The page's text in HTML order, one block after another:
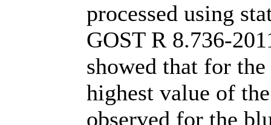
processed using
GOST R 8.736-
showed that for
highest value of
observed for the